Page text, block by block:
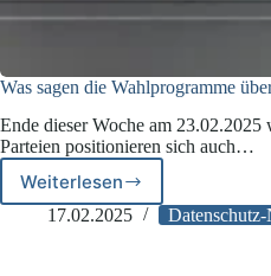
Was sagen die Wahlprogramme
Ende dieser Woche am
Parteien positionieren sich auch…
Weiterlesen
Was
sagen
17.02.2025